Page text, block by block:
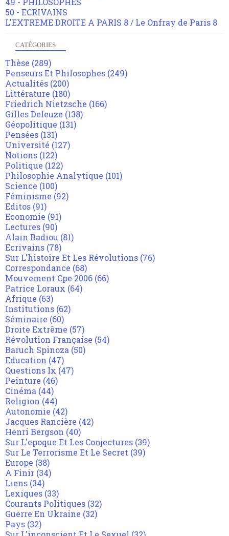
50 - ECRIVAINS
L'EXTREME DROITE A PARIS 8 / Le Onfray de Paris 8
CATÉGORIES
Thèse (289)
Penseurs Et Philosophes (249)
Actualités (200)
Littérature (180)
Friedrich Nietzsche (166)
Gilles Deleuze (138)
Géopolitique (131)
Pensées (131)
Université (127)
Notions (122)
Politique (122)
Philosophie Analytique (101)
Science (100)
Féminisme (92)
Editos (91)
Economie (91)
Lectures (90)
Alain Badiou (81)
Ecrivains (78)
Sur L'histoire Et Les Révolutions (76)
Correspondance (68)
Mouvement Cpe 2006 (66)
Patrice Loraux (64)
Afrique (63)
Institutions (62)
Séminaire (60)
Droite Extrême (57)
Révolution Française (54)
Baruch Spinoza (50)
Education (47)
Questions Ix (47)
Peinture (46)
Cinéma (44)
Religion (44)
Autonomie (42)
Jacques Rancière (42)
Henri Bergson (40)
Sur L'epoque Et Les Conjectures (39)
Sur Le Terrorisme Et Le Secret (39)
Europe (38)
A Finir (34)
Liens (34)
Lexiques (33)
Courants Politiques (32)
Guerre En Ukraine (32)
Pays (32)